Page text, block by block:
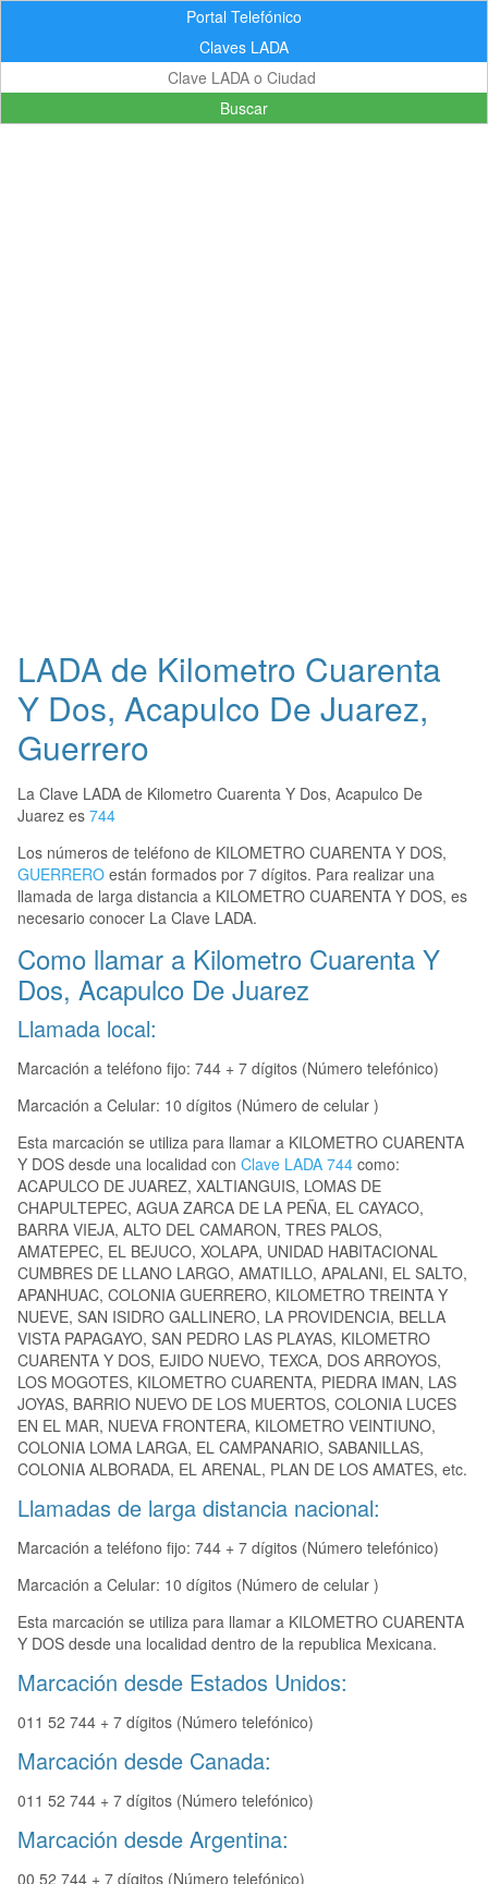
Portal Telefónico
Claves LADA
Buscar
LADA de Kilometro Cuarenta
Y Dos, Acapulco De Juarez,
Guerrero
La Clave LADA de Kilometro Cuarenta Y Dos, Acapulco De
Juarez es 744
Los números de teléfono de KILOMETRO CUARENTA Y DOS,
GUERRERO están formados por 7 dígitos. Para realizar una
llamada de larga distancia a KILOMETRO CUARENTA Y DOS, es
necesario conocer La Clave LADA.
Como llamar a Kilometro Cuarenta Y
Dos, Acapulco De Juarez
Llamada local:
Marcación a teléfono fijo: 744 + 7 dígitos (Número telefónico)
Marcación a Celular: 10 dígitos (Número de celular )
Esta marcación se utiliza para llamar a KILOMETRO CUARENTA
Y DOS desde una localidad con Clave LADA 744 como:
ACAPULCO DE JUAREZ, XALTIANGUIS, LOMAS DE
CHAPULTEPEC, AGUA ZARCA DE LA PEÑA, EL CAYACO,
BARRA VIEJA, ALTO DEL CAMARON, TRES PALOS,
AMATEPEC, EL BEJUCO, XOLAPA, UNIDAD HABITACIONAL
CUMBRES DE LLANO LARGO, AMATILLO, APALANI, EL SALTO,
APANHUAC, COLONIA GUERRERO, KILOMETRO TREINTA Y
NUEVE, SAN ISIDRO GALLINERO, LA PROVIDENCIA, BELLA
VISTA PAPAGAYO, SAN PEDRO LAS PLAYAS, KILOMETRO
CUARENTA Y DOS, EJIDO NUEVO, TEXCA, DOS ARROYOS,
LOS MOGOTES, KILOMETRO CUARENTA, PIEDRA IMAN, LAS
JOYAS, BARRIO NUEVO DE LOS MUERTOS, COLONIA LUCES
EN EL MAR, NUEVA FRONTERA, KILOMETRO VEINTIUNO,
COLONIA LOMA LARGA, EL CAMPANARIO, SABANILLAS,
COLONIA ALBORADA, EL ARENAL, PLAN DE LOS AMATES, etc.
Llamadas de larga distancia nacional:
Marcación a teléfono fijo: 744 + 7 dígitos (Número telefónico)
Marcación a Celular: 10 dígitos (Número de celular )
Esta marcación se utiliza para llamar a KILOMETRO CUARENTA
Y DOS desde una localidad dentro de la republica Mexicana.
Marcación desde Estados Unidos:
011 52 744 + 7 dígitos (Número telefónico)
Marcación desde Canada:
011 52 744 + 7 dígitos (Número telefónico)
Marcación desde Argentina:
00 52 744 + 7 dígitos (Número telefónico)